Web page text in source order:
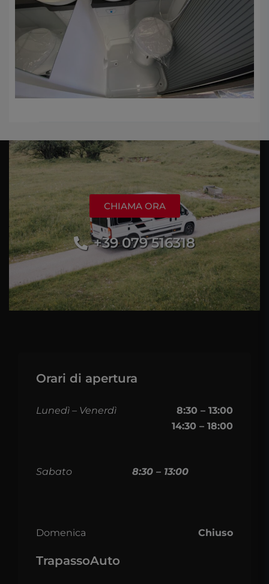
CHIAMA ORA
+39 079 516318
Orari di apertura
Lunedì – Venerdì
8:30 – 13:00
14:30 – 18:00
Sabato 8:30 – 13:00
Domenica Chiuso
TrapassoAuto